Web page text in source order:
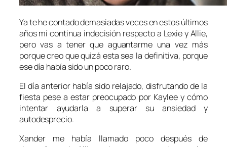
Ya te he contado demasiadas veces en estos últimos
años mi continua indecisión respecto a Lexie y Allie,
pero vas a tener que aguantarme una vez más
porque creo que quizá esta sea la definitiva, porque
ese día había sido un poco raro.
El día anterior había sido relajado, disfrutando de la
fiesta pese a estar preocupado por Kaylee y cómo
intentar ayudarla a superar su ansiedad y
autodesprecio.
Xander me había llamado poco después de